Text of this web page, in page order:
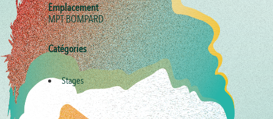
Emplacement
MPT BOMPARD
Catégories
Stages